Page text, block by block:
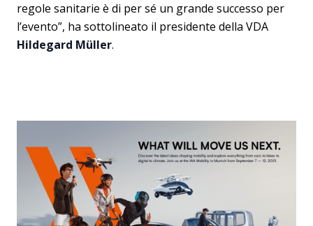
regole sanitarie è di per sé un grande successo per
l’evento”, ha sottolineato il presidente della VDA
Hildegard Müller.